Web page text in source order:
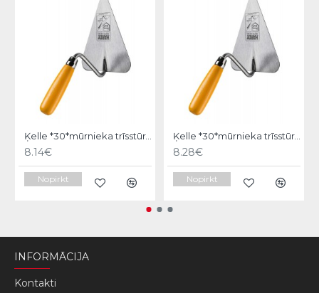
Ķelle *30*mūrnieka trīsstūra 18cm, Hardy
8.14€
Nopirkt
Ķelle *30*mūrnieka trīsstūra 20cm, Hardy
8.28€
Nopirkt
INFORMĀCIJA
Kontakti